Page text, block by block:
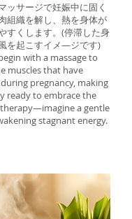
ッサージで妊娠中に固く
組織を解し、熱を身体が
すくします。(停滞した身
を起こすイメ―ジです)
with a massage to
muscles that have
pregnancy, making
ready to embrace the
a gentle
stagnant energy.